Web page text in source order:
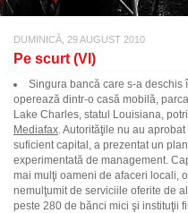
DUMINICĂ, 29 AUGUST 2010
Pe scurt (VI)
Singura bancă care s-a
operează dintr-o casă mobilă,
Lake Charles, statul Louisiana,
Mediafax. Autorităţile nu au
suficient capital, a prezentat un
experimentată de management.
mai mulţi oameni de afaceri locali,
nemulţumit de serviciile oferite de
peste 280 de bănci mici şi instituţii